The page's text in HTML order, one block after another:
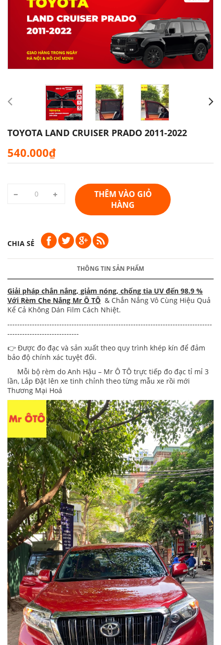
TOYOTA LAND CRUISER PRADO 2011-2022
540.000₫
THÊM VÀO GIỎ
HÀNG
CHIA SẺ
THÔNG TIN SẢN PHẨM
Giải pháp chắn nắng, giảm nóng, chống tia UV đến 98.9 %
Với Rèm Che Nắng Mr Ô TÔ & Chắn Nắng Vô Cùng Hiệu Quả
Kể Cả Không Dán Film Cách Nhiệt.
-----------------------------------------------------------------------------------
-----------------------------
👉 Được đo đạc và sản xuất theo quy trình khép kín để đảm
bảo độ chính xác tuyệt đối.
Mỗi bộ rèm do Anh Hậu – Mr Ô TÔ trực tiếp đo đạc tỉ mỉ 3
lần, Lắp Đặt lên xe tinh chỉnh theo từng mẫu xe rồi mới
Thương Mại Hoá